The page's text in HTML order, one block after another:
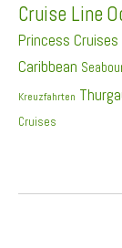
Cruise Line
Princess Cruises
Caribbean
Kreuzfahrten
Cruises